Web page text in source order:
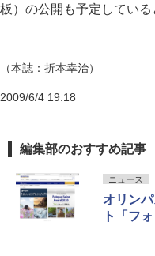
板）の公開も予定している
（本誌：折本幸治）
2009/6/4 19:18
編集部のおすすめ記事
ニュース
オリン
ト「フ